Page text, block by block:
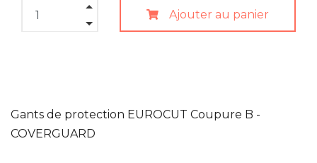
Ajouter au panier
Gants de protection EUROCUT Coupure B -
COVERGUARD